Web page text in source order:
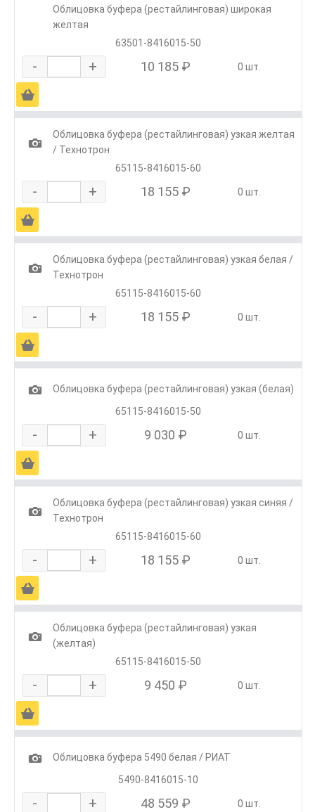
Облицовка буфера (рестайлинговая) широкая
желтая
63501-8416015-50
- + 10 185 ₽ 0 шт.
Ä
1
Облицовка буфера (рестайлинговая) узкая желтая
/ Технотрон
65115-8416015-60
- + 18 155 ₽ 0 шт.
Ä
1
Облицовка буфера (рестайлинговая) узкая белая /
Технотрон
65115-8416015-60
- + 18 155 ₽ 0 шт.
Ä
1
Облицовка буфера (рестайлинговая) узкая (белая)
65115-8416015-50
- + 9 030 ₽ 0 шт.
Ä
1
Облицовка буфера (рестайлинговая) узкая синяя /
Технотрон
65115-8416015-60
- + 18 155 ₽ 0 шт.
Ä
1
Облицовка буфера (рестайлинговая) узкая
(желтая)
65115-8416015-50
- + 9 450 ₽ 0 шт.
Ä
1
Облицовка буфера 5490 белая / РИАТ
5490-8416015-10
- + 48 559 ₽ 0 шт.